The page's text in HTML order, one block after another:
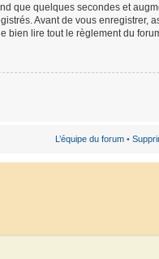
que quelques secondes et
Avant de vous enregistrer,
bien lire tout le règlement du
L’équipe du forum •